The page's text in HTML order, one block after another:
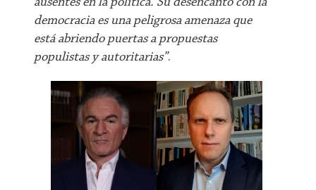
democracia es una peligrosa amenaza que
está abriendo puertas a propuestas
populistas y autoritarias”.